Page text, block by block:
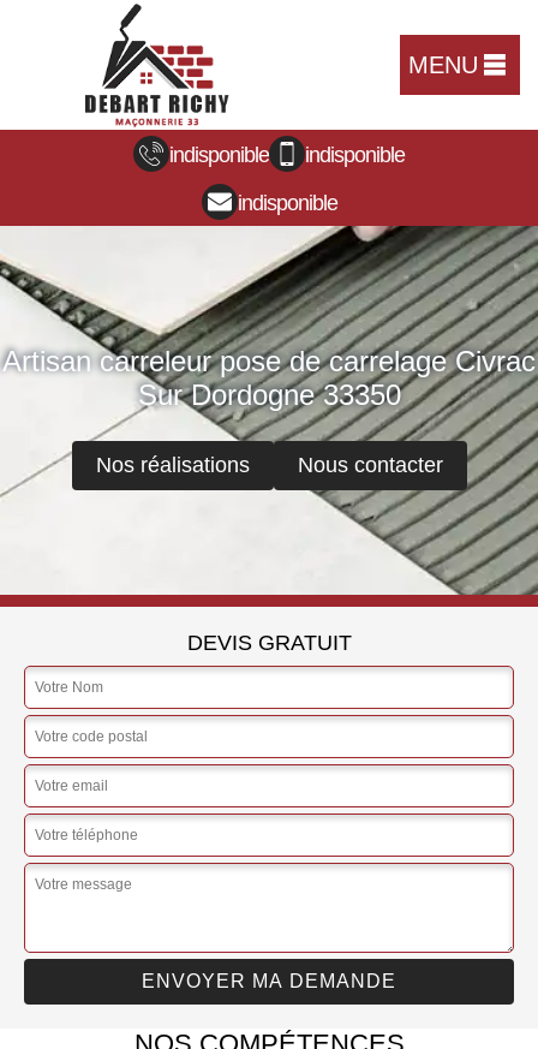
MENU
indisponible
indisponible
indisponible
Artisan carreleur pose de carrelage Civrac
Sur Dordogne 33350
Nos réalisations Nous contacter
DEVIS GRATUIT